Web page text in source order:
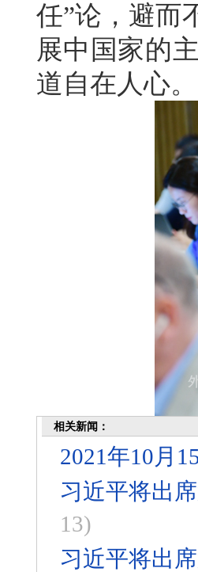
任”论，避而
展中国家的
道自在人心。
相关新闻：
2021年10月
习近平将出
13)
习近平将出